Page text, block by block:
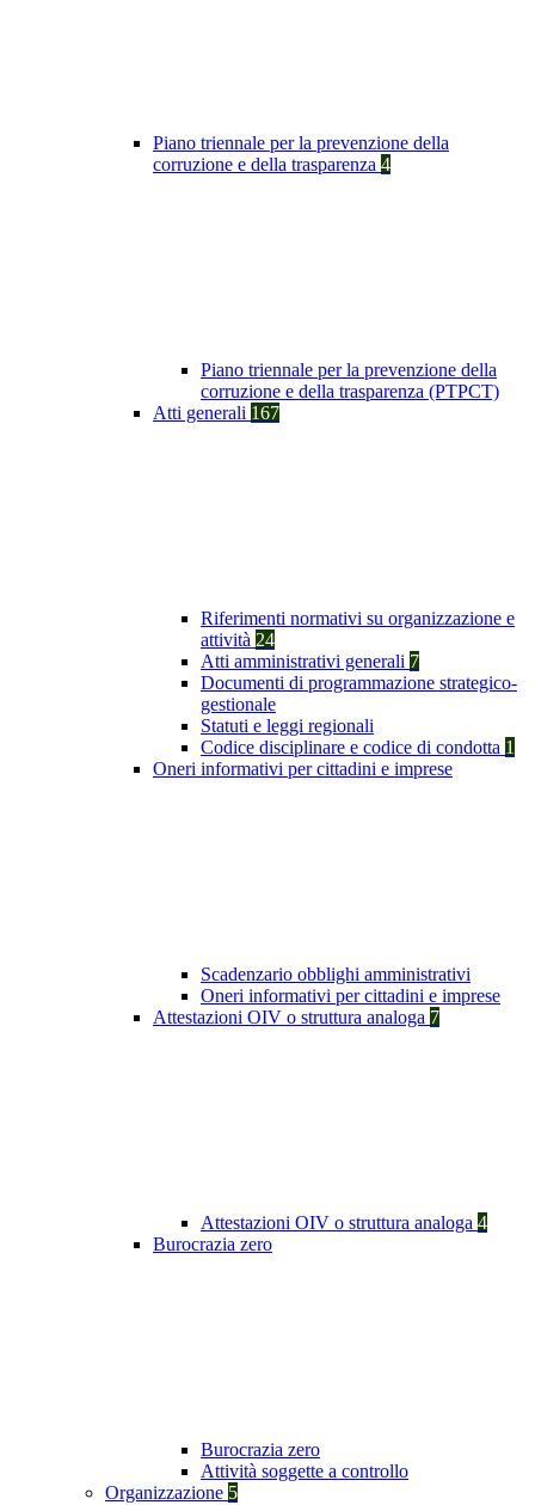
Piano triennale per la prevenzione della
corruzione e della trasparenza 4
Piano triennale per la prevenzione della
corruzione e della trasparenza (PTPCT)
Atti generali 167
Riferimenti normativi su organizzazione e
attività 24
Atti amministrativi generali 7
Documenti di programmazione strategico-
gestionale
Statuti e leggi regionali
Codice disciplinare e codice di condotta 1
Oneri informativi per cittadini e imprese
Scadenzario obblighi amministrativi
Oneri informativi per cittadini e imprese
Attestazioni OIV o struttura analoga 7
Attestazioni OIV o struttura analoga 4
Burocrazia zero
Burocrazia zero
Attività soggette a controllo
Organizzazione 5